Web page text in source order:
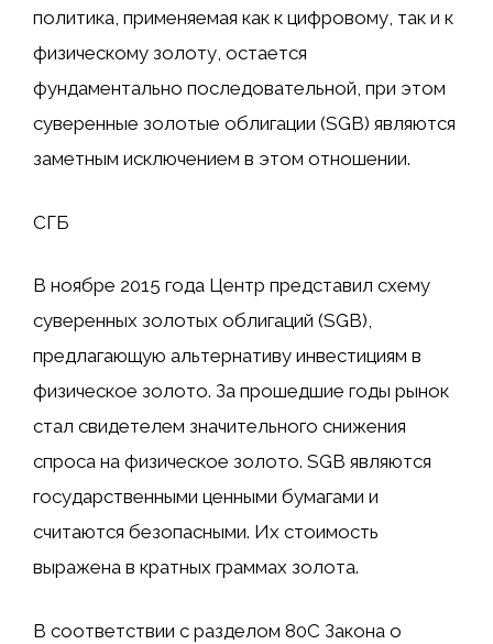
политика, применяемая как к цифровому, так и к
физическому золоту, остается
фундаментально последовательной, при этом
суверенные золотые облигации (SGB) являются
заметным исключением в этом отношении.
СГБ
В ноябре 2015 года Центр представил схему
суверенных золотых облигаций (SGB),
предлагающую альтернативу инвестициям в
физическое золото. За прошедшие годы рынок
стал свидетелем значительного снижения
спроса на физическое золото. SGB ​​являются
государственными ценными бумагами и
считаются безопасными. Их стоимость
выражена в кратных граммах золота.
В соответствии с разделом 80C Закона о